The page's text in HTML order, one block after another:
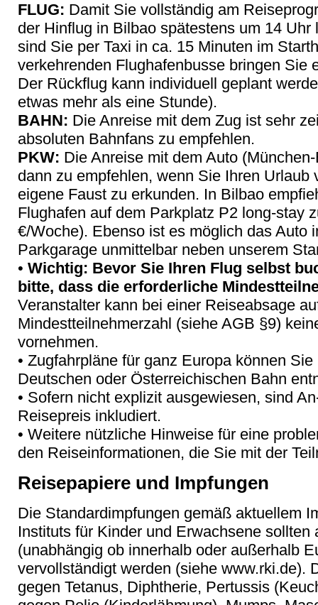
FLUG: Damit Sie vollständig am
der Hinflug in Bilbao spätestens um 14
sind Sie per Taxi in ca. 15 Minuten im
verkehrenden Flughafenbusse bringen Sie
Der Rückflug kann individuell geplant
etwas mehr als eine Stunde).
BAHN: Die Anreise mit dem Zug ist sehr
absoluten Bahnfans zu empfehlen.
PKW: Die Anreise mit dem Auto
dann zu empfehlen, wenn Sie Ihren
eigene Faust zu erkunden. In Bilbao
Flughafen auf dem Parkplatz P2 long-stay
€/Woche). Ebenso ist es möglich das Auto
Parkgarage unmittelbar neben unserem
• Wichtig: Bevor Sie Ihren Flug selbst
bitte, dass die erforderliche
Veranstalter kann bei einer Reiseabsage
Mindestteilnehmerzahl (siehe AGB §9)
vornehmen.
• Zugfahrpläne für ganz Europa können
Deutschen oder Österreichischen Bahn
• Sofern nicht explizit ausgewiesen, sind
Reisepreis inkludiert.
• Weitere nützliche Hinweise für eine
den Reiseinformationen, die Sie mit der
Reisepapiere und Impfungen
Die Standardimpfungen gemäß aktuellem
Instituts für Kinder und Erwachsene sollten
(unabhängig ob innerhalb oder außerhalb
vervollständigt werden (siehe www.rki.de).
gegen Tetanus, Diphtherie, Pertussis